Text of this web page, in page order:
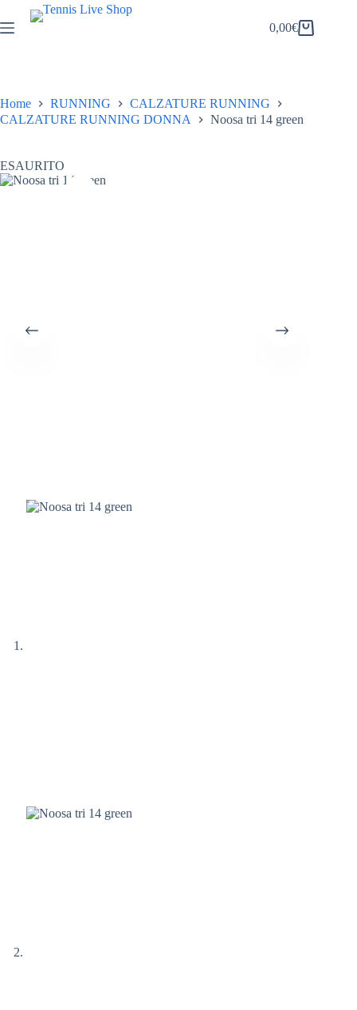
al
contenuto
Carrello
0,00€
Home RUNNING
CALZATURE RUNNING
CALZATURE RUNNING DONNA
Noosa tri 14 green
ESAURITO